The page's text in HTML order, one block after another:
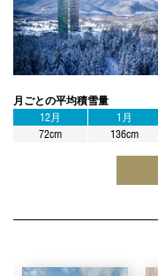
月ごとの平均積雪量
12月
72cm
1月
136cm